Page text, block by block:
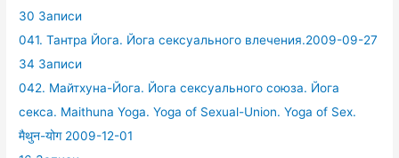
30 Записи
041. Тантра Йога. Йога сексуального влечения.2009-09-27
34 Записи
042. Майтхуна-Йога. Йога сексуального союза. Йога
секса. Maithuna Yoga. Yoga of Sexual-Union. Yoga of Sex.
मैथुन-योग 2009-12-01